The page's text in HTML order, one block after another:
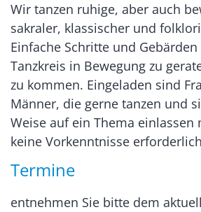
Wir tanzen ruhige, aber auch
sakraler, klassischer und
Einfache Schritte und
Tanzkreis in Bewegung zu
zu kommen. Eingeladen sind
Männer, die gerne tanzen und
Weise auf ein Thema einlassen
keine Vorkenntnisse
Termine
entnehmen Sie bitte dem